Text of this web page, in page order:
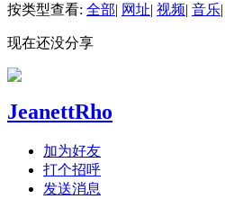
按类型查看: 全部| 网址| 视频| 音乐|
现在还没分享
JeanettRho
加为好友
打个招呼
发送消息